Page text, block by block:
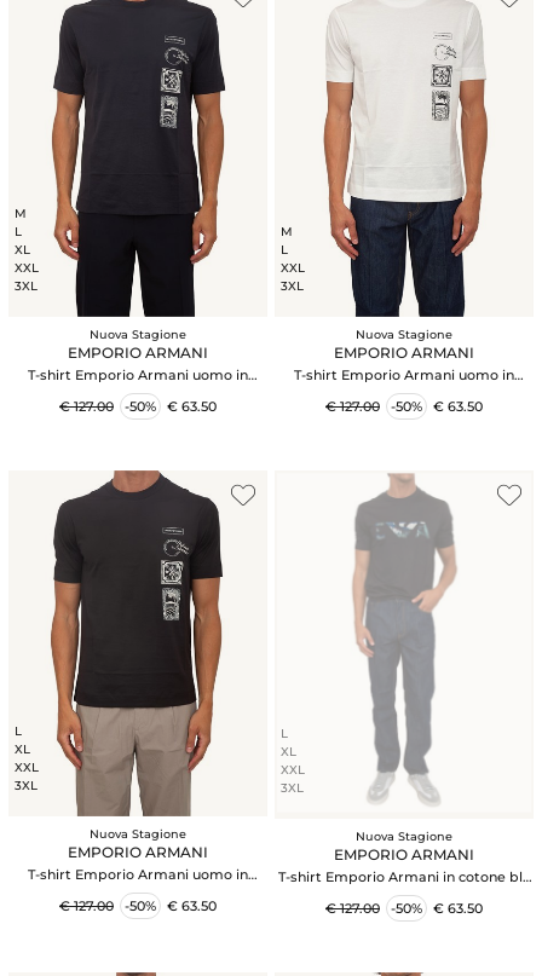
M
L
XL
XXL
3XL
Nuova Stagione
EMPORIO ARMANI
T-shirt Emporio Armani uomo in
cotone blu e logo
€ 127.00
-50% € 63.50
M
L
XXL
3XL
Nuova Stagione
EMPORIO ARMANI
T-shirt Emporio Armani uomo in
cotone bianco e logo
€ 127.00
-50% € 63.50
L
XL
XXL
3XL
Nuova Stagione
EMPORIO ARMANI
T-shirt Emporio Armani uomo in
cotone nero e logo
€ 127.00
-50% € 63.50
L
XL
XXL
3XL
Nuova Stagione
EMPORIO ARMANI
T-shirt Emporio Armani in cotone blu
ricamo logo
€ 127.00
-50% € 63.50